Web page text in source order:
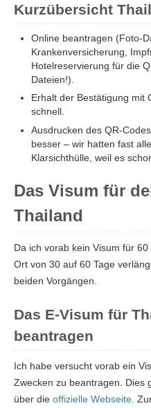
Kurzübersicht
Online beantragen (Foto-
Krankenversicherung,
Hotelreservierung für die
Dateien!).
Erhalt der Bestätigung mit
schnell.
Ausdrucken des QR-
besser – wir hatten fast
Klarsichthülle, weil es
Das Visum für
Thailand
Da ich vorab kein Visum für
Ort von 30 auf 60 Tage
beiden Vorgängen.
Das E-Visum für
beantragen
Ich habe versucht vorab ein
Zwecken zu beantragen. Dies
über die offizielle Webseite .